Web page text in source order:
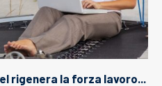
rigenera la forza lavoro...